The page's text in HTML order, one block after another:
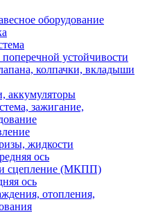
оборудование
устойчивости
колпачки, вкладыши
аккумуляторы
зажигание,
жидкости
ось
и сцепление (МКПП)
ось
отопления,